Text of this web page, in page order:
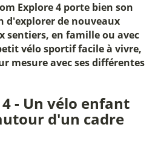
Explore 4 porte bien son
d'explorer de nouveaux
sentiers, en famille ou avec
vélo sportif facile à vivre,
mesure avec ses différentes
- Un vélo enfant
d'un cadre